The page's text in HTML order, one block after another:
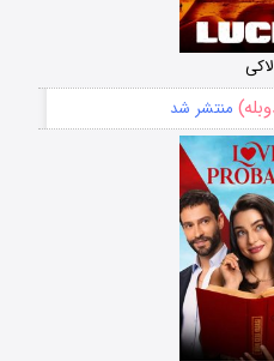
لاکی
منتشر شد